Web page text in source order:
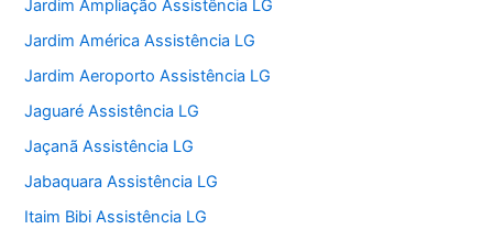
Jardim Ampliação Assistência LG
Jardim América Assistência LG
Jardim Aeroporto Assistência LG
Jaguaré Assistência LG
Jaçanã Assistência LG
Jabaquara Assistência LG
Itaim Bibi Assistência LG